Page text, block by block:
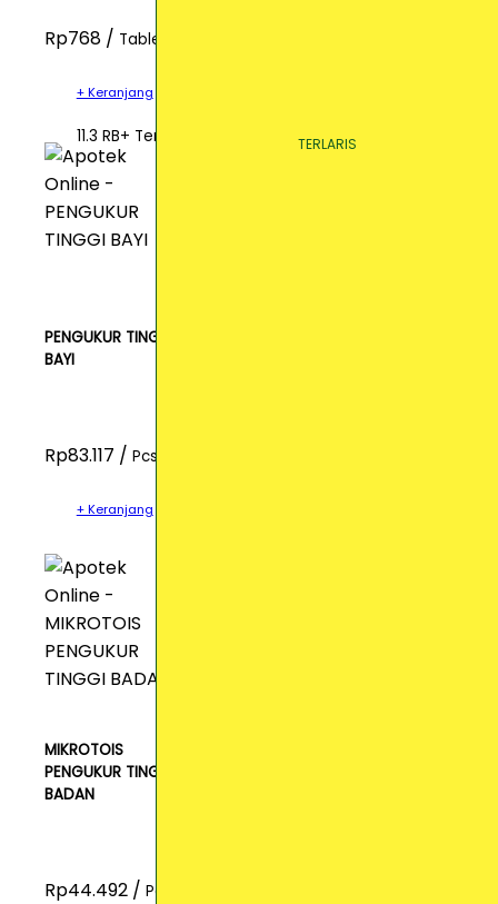
TERLARIS
TERLARIS
TERLARIS
Rp768 / Tablet
+ Keranjang
11.3 RB+ Terjual
PENGUKUR TINGGI
BAYI
Rp83.117 / Pcs
+ Keranjang
MIKROTOIS
PENGUKUR TINGGI
BADAN
Rp44.492 / Pcs